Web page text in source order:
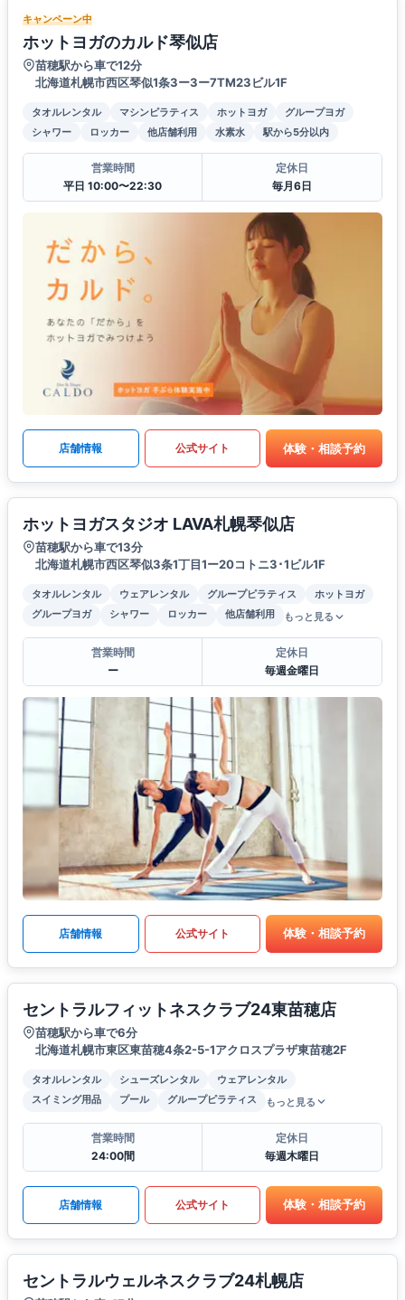
キャンペーン中
ホットヨガのカルド琴似店
苗穂駅から車で12分
北海道札幌市西区琴似1条3ー3ー7TM23ビル1F
タオルレンタル マシンピラティス ホットヨガ
グループヨガ
シャワー
ロッカー 他店舗利用 水素水 駅から5分以内
営業時間
平日 10:00〜22:30
定休日
毎月6日
店舗情報 公式サイト 体験・相談予約
ホットヨガスタジオ LAVA札幌琴似店
苗穂駅から車で13分
北海道札幌市西区琴似3条1丁目1ー20コトニ3･1ビル1F
タオルレンタル ウェアレンタル グループピラティス
ホットヨガ
グループヨガ
シャワー ロッカー 他店舗利用 もっと見る
営業時間
ー
定休日
毎週金曜日
店舗情報 公式サイト 体験・相談予約
セントラルフィットネスクラブ24東苗穂店
苗穂駅から車で6分
北海道札幌市東区東苗穂4条2-5-1アクロスプラザ東苗穂2F
タオルレンタル シューズレンタル
ウェアレンタル
スイミング用品
プール グループピラティス もっと見る
営業時間
24:00間
定休日
毎週木曜日
店舗情報 公式サイト 体験・相談予約
セントラルウェルネスクラブ24札幌店